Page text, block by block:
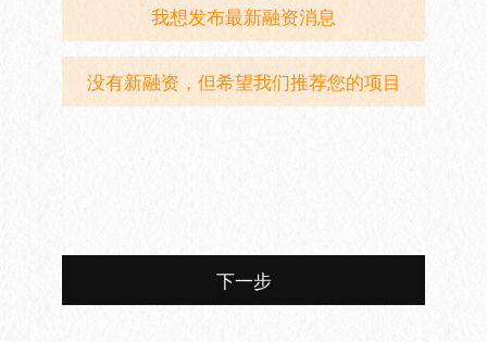
我想发布最新融资消息
没有新融资，但希望我们推荐您的项目
下一步